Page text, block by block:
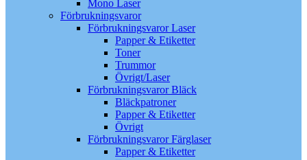
Mono Laser
Förbrukningsvaror
Förbrukningsvaror Laser
Papper & Etiketter
Toner
Trummor
Övrigt/Laser
Förbrukningsvaror Bläck
Bläckpatroner
Papper & Etiketter
Övrigt
Förbrukningsvaror Färglaser
Papper & Etiketter